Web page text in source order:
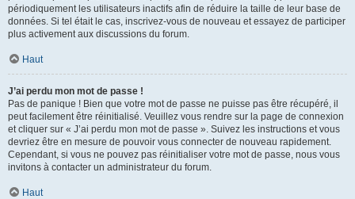
périodiquement les utilisateurs inactifs afin de réduire la taille de leur base de
données. Si tel était le cas, inscrivez-vous de nouveau et essayez de participer
plus activement aux discussions du forum.
Haut
J’ai perdu mon mot de passe !
Pas de panique ! Bien que votre mot de passe ne puisse pas être récupéré, il
peut facilement être réinitialisé. Veuillez vous rendre sur la page de connexion
et cliquer sur « J’ai perdu mon mot de passe ». Suivez les instructions et vous
devriez être en mesure de pouvoir vous connecter de nouveau rapidement.
Cependant, si vous ne pouvez pas réinitialiser votre mot de passe, nous vous
invitons à contacter un administrateur du forum.
Haut